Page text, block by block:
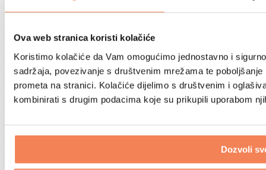
Ova web stranica koristi kolačiće
Koristimo kolačiće da Vam omogućimo jednostavno i
sadržaja, povezivanje s društvenim mrežama te
prometa na stranici. Kolačiće dijelimo s društvenim i
kombinirati s drugim podacima koje su prikupili uporabom
Dozvoli
Sportske torbe
Ruksaci
Oprema prema aktivnosti
Borilački sportovi
Biciklizam
Joga i pilates
Kupanje hladnom vodom
Plivanje
Biohacking
Filteri i vrčevi za vodu